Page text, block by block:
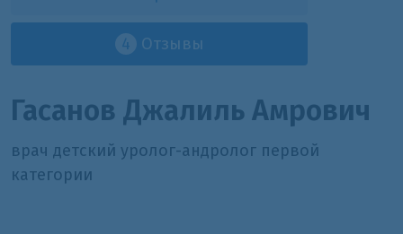
4 Отзывы
Гасанов Джалиль Амрович
врач детский уролог-андролог первой
категории